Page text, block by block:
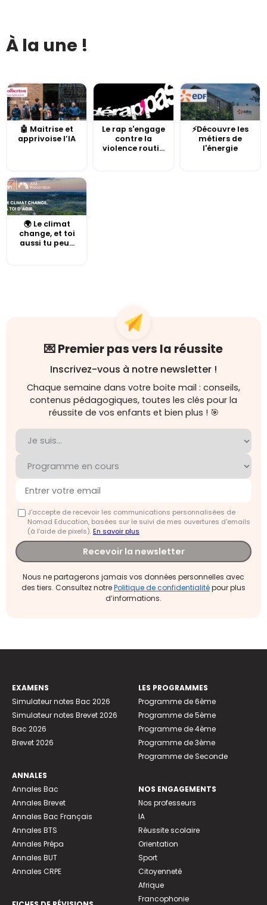
À la une !
🤖 Maitrise et
apprivoise l’IA
Le rap s'engage
contre la
violence routi...
⚡Découvre les
métiers de
l'énergie
🌍 Le climat
change, et toi
aussi tu peu...
💌 Premier pas vers la réussite
Inscrivez-vous à notre newsletter !
Chaque semaine dans votre boite mail : conseils,
contenus pédagogiques, toutes les clés pour la
réussite de vos enfants et bien plus ! 🎯
J'accepte de recevoir les communications personnalisées de
Nomad Education, basées sur le suivi de mes ouvertures d'emails
(à l’aide de pixels).En savoir plus
Recevoir la newsletter
Nous ne partagerons jamais vos données personnelles avec
des tiers. Consultez notrePolitique de confidentialitépour plus
d’informations.
EXAMENS
Simulateur notes Bac 2026
Simulateur notes Brevet 2026
Bac 2026
Brevet 2026
ANNALES
Annales Bac
Annales Brevet
Annales Bac Français
Annales BTS
Annales Prépa
Annales BUT
Annales CRPE
LES PROGRAMMES
Programme de 6ème
Programme de 5ème
Programme de 4ème
Programme de 3ème
Programme de Seconde
NOS ENGAGEMENTS
Nos professeurs
IA
Réussite scolaire
Orientation
Sport
Citoyenneté
Afrique
Francophonie